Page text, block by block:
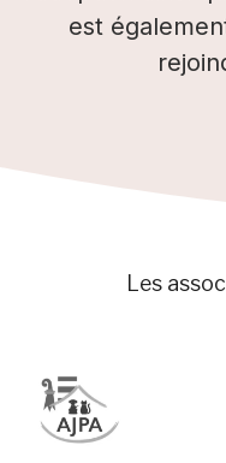
est
Les